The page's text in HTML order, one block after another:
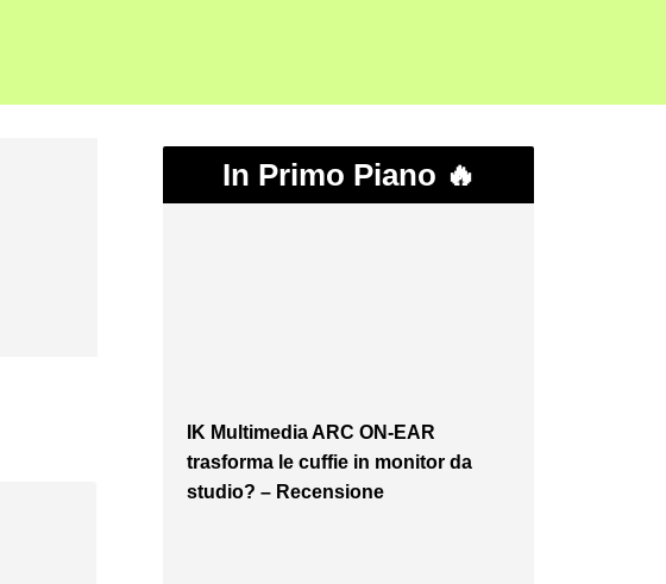
In Primo Piano 🔥
IK Multimedia ARC ON-EAR
trasforma le cuffie in monitor da
studio? – Recensione